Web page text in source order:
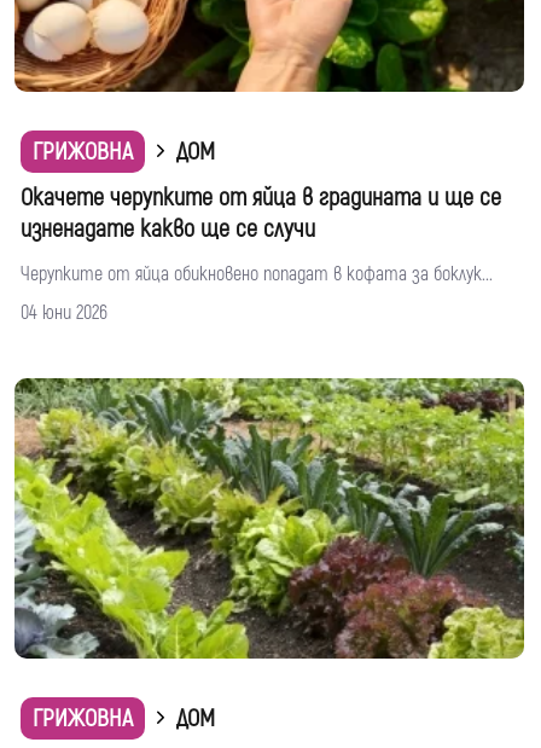
ГРИЖОВНА
ДОМ
Окачете черупките от яйца в градината и ще се
изненадате какво ще се случи
Черупките от яйца обикновено попадат в кофата за боклук...
04 юни 2026
ГРИЖОВНА
ДОМ